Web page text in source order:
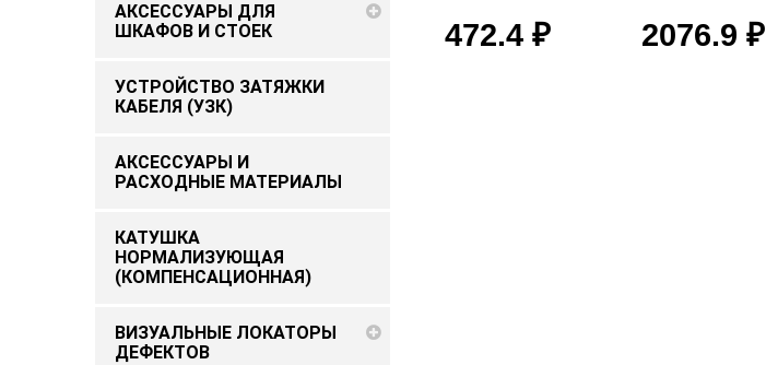
АКСЕССУАРЫ ДЛЯ
ШКАФОВ И СТОЕК
УСТРОЙСТВО ЗАТЯЖКИ
КАБЕЛЯ (УЗК)
АКСЕССУАРЫ И
РАСХОДНЫЕ МАТЕРИАЛЫ
КАТУШКА
НОРМАЛИЗУЮЩАЯ
(КОМПЕНСАЦИОННАЯ)
ВИЗУАЛЬНЫЕ ЛОКАТОРЫ
ДЕФЕКТОВ
261.1 ₽ 2186.3 ₽ 472.4 ₽ 2076.9 ₽